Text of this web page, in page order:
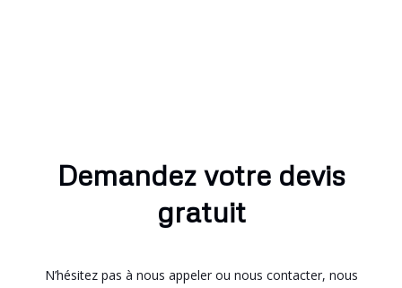
Demandez votre devis
gratuit
N’hésitez pas à nous appeler ou nous contacter, nous